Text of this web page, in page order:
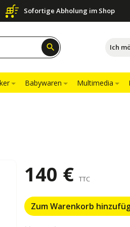
Sofortige Abholung im Shop
search Ich
Babywaren Multimedia
140 € TTC
Zum Warenkorb